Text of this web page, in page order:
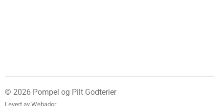
© 2026 Pompel og Pilt Godterier
Levert av Webador